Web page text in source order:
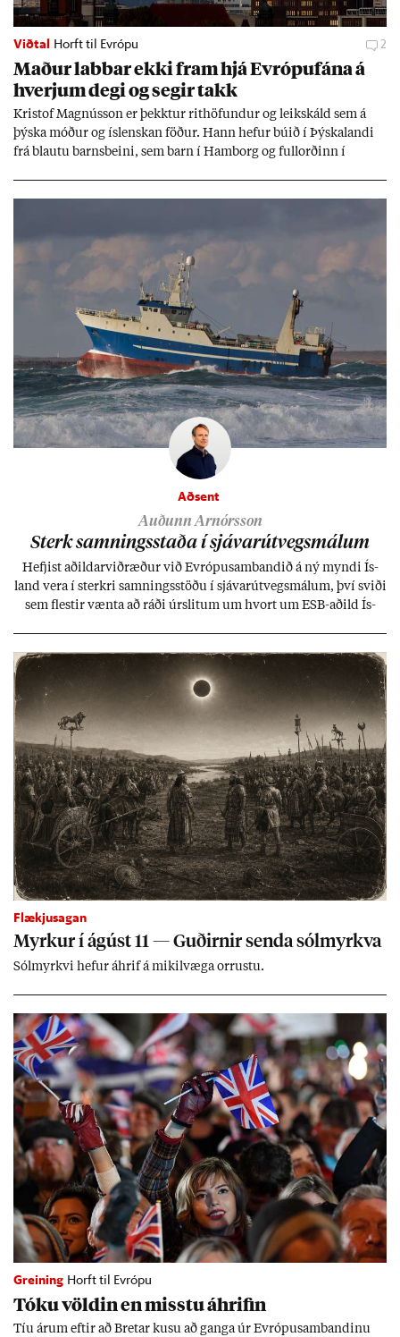
Viðtal Horft til Evrópu 2
Mað­ur labb­ar ekki fram hjá Evr­ópuf­ána á
hverj­um degi og seg­ir takk
Kri­stof Magnús­son er þekkt­ur rit­höf­und­ur og leik­skáld sem á
þýska móð­ur og ís­lensk­an föð­ur. Hann hef­ur bú­ið í Þýskalandi
frá blautu barns­beini, sem barn í Ham­borg og full­orð­inn í
Aðsent
Auðunn Arnórsson
Sterk samn­ings­staða í sjáv­ar­út­vegs­mál­um
Hefj­ist að­ild­ar­við­ræð­ur við Evr­ópu­sam­band­ið á ný myndi Ís­
land vera í sterkri samn­ings­stöðu í sjáv­ar­út­vegs­mál­um, því sviði
sem flest­ir vænta að ráði úr­slit­um um hvort um ESB-að­ild Ís­
kerfi, en sveigj­an­leiki til lausna er um­tals­verð­ur.
Flækjusagan
Myrk­ur í ág­úst 11 — Guð­irn­ir senda sól­myrkva
Sól­myrkvi hef­ur áhrif á mik­il­væga orr­ustu.
Greining Horft til Evrópu
Tóku völd­in en misstu áhrif­in
Tíu ár­um eft­ir að Bret­ar kusu að ganga úr Evr­ópu­sam­band­inu